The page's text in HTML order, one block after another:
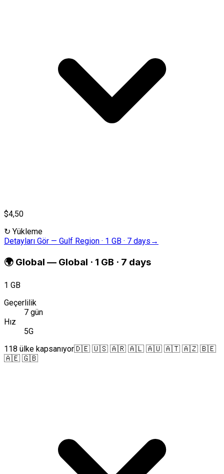
$4,50
↻ Yükleme
Detayları Gör — Gulf Region · 1 GB · 7 days →
🌍 Global — Global · 1 GB · 7 days
1 GB
Geçerlilik
7 gün
Hız
5G
118 ülke kapsanıyor🇩🇪 🇺🇸 🇦🇷 🇦🇱 🇦🇺 🇦🇹 🇦🇿 🇧🇪
🇦🇪 🇬🇧